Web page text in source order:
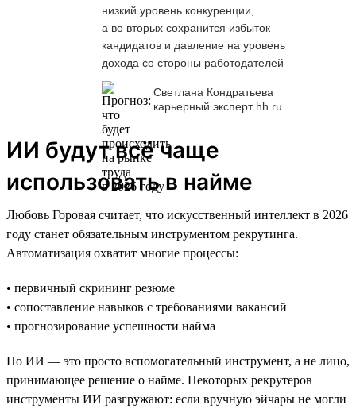
низкий уровень конкуренции,
а во вторых сохранится избыток
кандидатов и давление на уровень
дохода со стороны работодателей
Светлана Кондратьева
карьерный эксперт hh.ru
ИИ будут всё чаще
использовать в найме
Любовь Горовая считает, что искусственный интеллект в 2026
году станет обязательным инструментом рекрутинга.
Автоматизация охватит многие процессы:
• первичный скрининг резюме
• сопоставление навыков с требованиями вакансий
• прогнозирование успешности найма
Но ИИ — это просто вспомогательный инструмент, а не лицо,
принимающее решение о найме. Некоторых рекрутеров
инструменты ИИ разгружают: если вручную эйчары не могли